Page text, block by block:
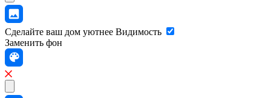
Сделайте ваш дом уютнее Видимость
Заменить фон